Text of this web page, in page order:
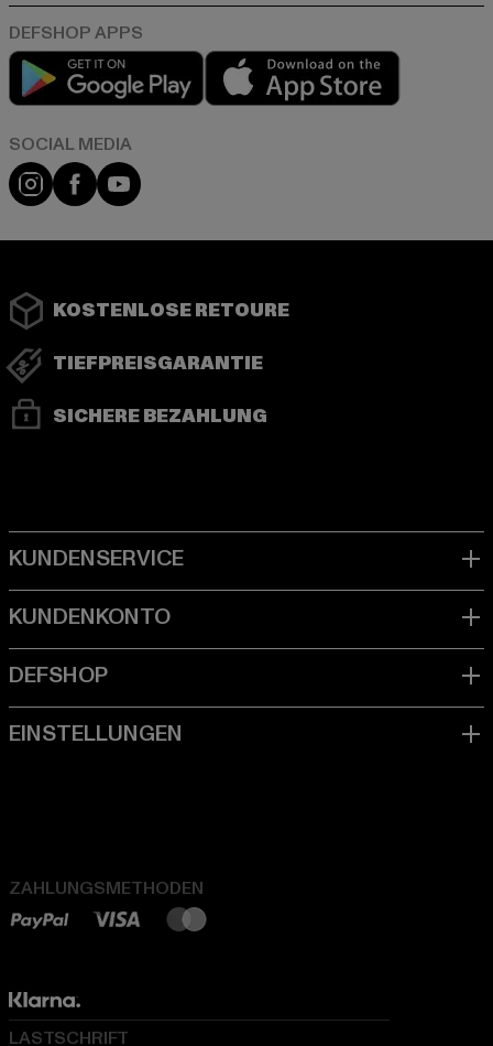
Play market
Instagram
FacebookYouTube
KOSTENLOSE RETOURE
TIEFPREISGARANTIE
SICHERE BEZAHLUNG
ZAHLUNGSMETHODEN
LASTSCHRIFT